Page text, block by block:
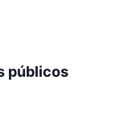
públicos